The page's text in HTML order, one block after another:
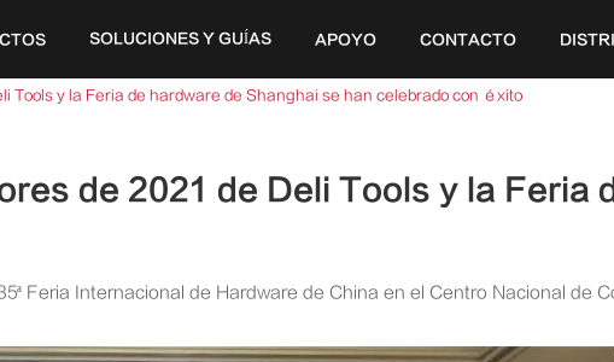
SOLUCIONES Y GUÍAS APOYO CONTACTO
Tools y la Feria de hardware de Shanghai se han celebrado con éxito
de 2021 de Deli Tools y la Feria
Feria Internacional de Hardware de China en el Centro Nacional de